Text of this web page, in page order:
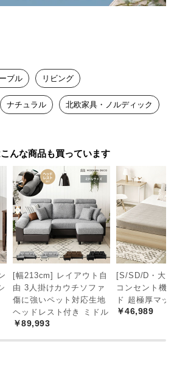
ブル リビング
ナチュラル 北欧家具・ノルディック
んな商品も買っています
[幅213cm] レイアウト自
由 3人掛けカウチソファ
傷に強いペット対応生地
ヘッドレスト付き ミドル
￥89,993
[S/SD/D・大
コンセント機
ド 超極厚マッ
￥46,989